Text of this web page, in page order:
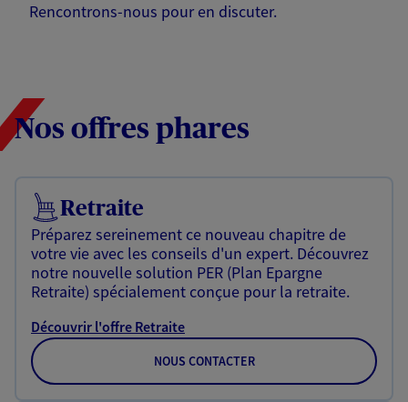
Rencontrons-nous pour en discuter.
Nos offres phares
Retraite
Préparez sereinement ce nouveau chapitre de
votre vie avec les conseils d'un expert. Découvrez
notre nouvelle solution PER (Plan Epargne
Retraite) spécialement conçue pour la retraite.
Découvrir l'offre Retraite
NOUS CONTACTER